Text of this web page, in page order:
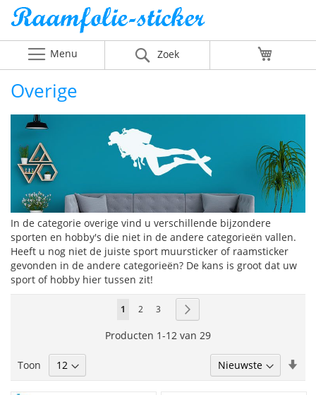
Menu Zoek
Overige
In de categorie overige vind u verschillende bijzondere
sporten en hobby's die niet in de andere categorieën vallen.
Heeft u nog niet de juiste sport muursticker of raamsticker
gevonden in de andere categorieën? De kans is groot dat uw
sport of hobby hier tussen zit!
Pagina
U
lees
1 Pagina
2 Pagina
3
Producten 1-12 van 29
Toon